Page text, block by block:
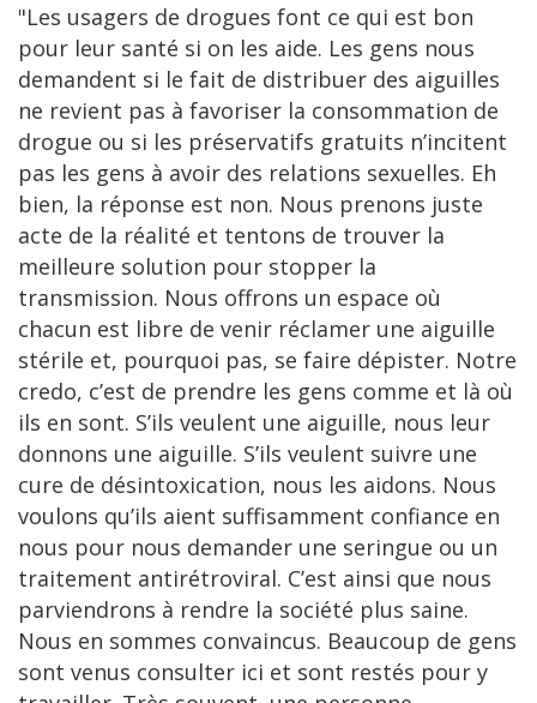
"Les usagers de drogues font ce qui est bon
pour leur santé si on les aide. Les gens nous
demandent si le fait de distribuer des aiguilles
ne revient pas à favoriser la consommation de
drogue ou si les préservatifs gratuits n’incitent
pas les gens à avoir des relations sexuelles. Eh
bien, la réponse est non. Nous prenons juste
acte de la réalité et tentons de trouver la
meilleure solution pour stopper la
transmission. Nous offrons un espace où
chacun est libre de venir réclamer une aiguille
stérile et, pourquoi pas, se faire dépister. Notre
credo, c’est de prendre les gens comme et là où
ils en sont. S’ils veulent une aiguille, nous leur
donnons une aiguille. S’ils veulent suivre une
cure de désintoxication, nous les aidons. Nous
voulons qu’ils aient suffisamment confiance en
nous pour nous demander une seringue ou un
traitement antirétroviral. C’est ainsi que nous
parviendrons à rendre la société plus saine.
Nous en sommes convaincus. Beaucoup de gens
sont venus consulter ici et sont restés pour y